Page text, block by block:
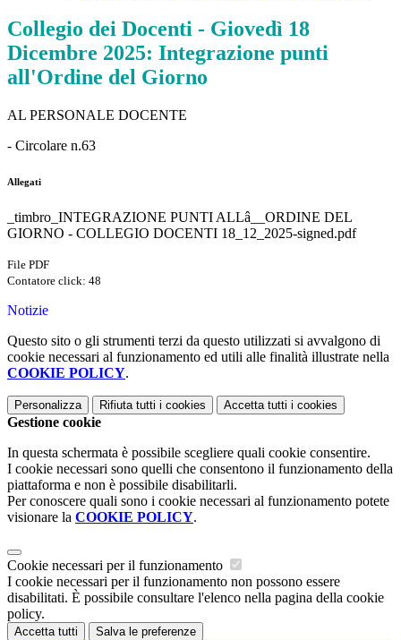
Collegio dei Docenti - Giovedì 18
Dicembre 2025: Integrazione punti
all'Ordine del Giorno
AL PERSONALE DOCENTE
- Circolare n.63
Allegati
_timbro_INTEGRAZIONE PUNTI ALLâ__ORDINE DEL
GIORNO - COLLEGIO DOCENTI 18_12_2025-signed.pdf
File PDF
Contatore click: 48
Notizie
Questo sito o gli strumenti terzi da questo utilizzati si avvalgono di
cookie necessari al funzionamento ed utili alle finalità illustrate nella
COOKIE POLICY.
Personalizza Rifiuta tutti i cookies Accetta tutti i cookies
Gestione cookie
In questa schermata è possibile scegliere quali cookie consentire.
I cookie necessari sono quelli che consentono il funzionamento della
piattaforma e non è possibile disabilitarli.
Per conoscere quali sono i cookie necessari al funzionamento potete
visionare la COOKIE POLICY.
Cookie necessari per il funzionamento
I cookie necessari per il funzionamento non possono essere
disabilitati. È possibile consultare l'elenco nella pagina della cookie
policy.
Accetta tutti Salva le preferenze